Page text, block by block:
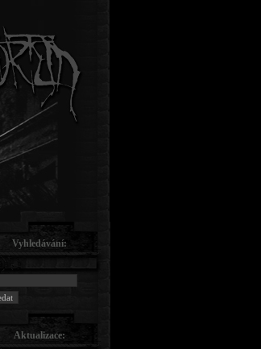
Vyhledávání:
Aktualizace: